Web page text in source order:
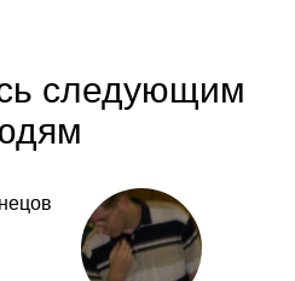
следующим